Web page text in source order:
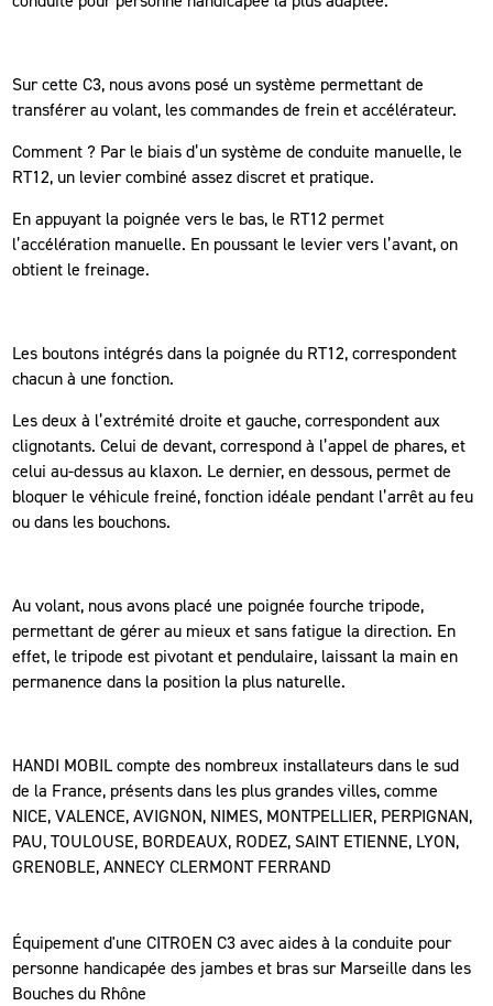
Sur cette C3, nous avons posé un système permettant de
transférer au volant, les commandes de frein et accélérateur.
Comment ? Par le biais d’un système de conduite manuelle, le
RT12, un levier combiné assez discret et pratique.
En appuyant la poignée vers le bas, le RT12 permet
l’accélération manuelle. En poussant le levier vers l’avant, on
obtient le freinage.
Les boutons intégrés dans la poignée du RT12, correspondent
chacun à une fonction.
Les deux à l’extrémité droite et gauche, correspondent aux
clignotants. Celui de devant, correspond à l’appel de phares, et
celui au-dessus au klaxon. Le dernier, en dessous, permet de
bloquer le véhicule freiné, fonction idéale pendant l’arrêt au feu
ou dans les bouchons.
Au volant, nous avons placé une poignée fourche tripode,
permettant de gérer au mieux et sans fatigue la direction. En
effet, le tripode est pivotant et pendulaire, laissant la main en
permanence dans la position la plus naturelle.
HANDI MOBIL compte des nombreux installateurs dans le sud
de la France, présents dans les plus grandes villes, comme
NICE, VALENCE, AVIGNON, NIMES, MONTPELLIER, PERPIGNAN,
PAU, TOULOUSE, BORDEAUX, RODEZ, SAINT ETIENNE, LYON,
GRENOBLE, ANNECY CLERMONT FERRAND
Équipement d'une CITROEN C3 avec aides à la conduite pour
personne handicapée des jambes et bras sur Marseille dans les
Bouches du Rhône